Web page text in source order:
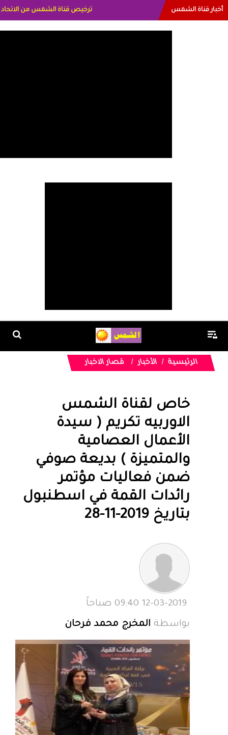
أخبار قناة الشمس
الرئيسية الأخبار قصار الاخبار
خاص لقناة الشمس
الاوربيه تكريم ( سيدة
الأعمال العصامية
والمتميزة ) بديعة صوفي
ضمن فعاليات مؤتمر
رائدات القمة في اسطنبول
بتاريخ 2019-11-28
بواسطة المخرج محمد فرحان